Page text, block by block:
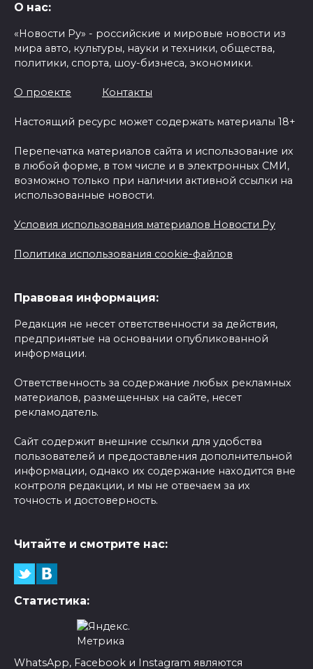
О нас:
«Новости Ру» - российские и мировые новости из
мира авто, культуры, науки и техники, общества,
политики, спорта, шоу-бизнеса, экономики.
О проекте Контакты
Настоящий ресурс может содержать материалы 18+
Перепечатка материалов сайта и использование их
в любой форме, в том числе и в электронных СМИ,
возможно только при наличии активной ссылки на
использованные новости.
Условия использования материалов Новости Ру
Политика использования cookie-файлов
Правовая информация:
Редакция не несет ответственности за действия,
предпринятые на основании опубликованной
информации.
Ответственность за содержание любых рекламных
материалов, размещенных на сайте, несет
рекламодатель.
Сайт содержит внешние ссылки для удобства
пользователей и предоставления дополнительной
информации, однако их содержание находится вне
контроля редакции, и мы не отвечаем за их
точность и достоверность.
Читайте и смотрите нас:
Статистика:
WhatsApp, Facebook и Instagram являются